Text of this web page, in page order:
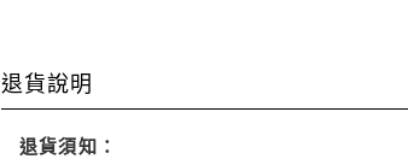
退貨說明
退貨須知：